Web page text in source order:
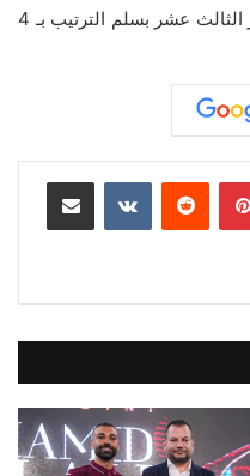
مؤقتاً كذلك فريق الوحدة عند المركز الثالث عشر بسلم الترتيب بـ 4
بينتيريست مشاركة عبر البريد